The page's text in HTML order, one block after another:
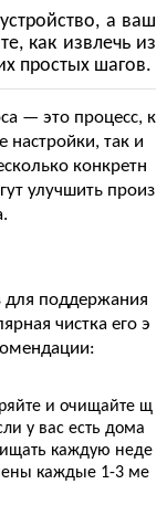
а ваш
как извлечь из
простых шагов.
— это процесс, к
настройки, так и
конкретн
улучшить произ
для поддержания
чистка его э
и очищайте щ
у вас есть дома
каждую неде
каждые 1-3 ме